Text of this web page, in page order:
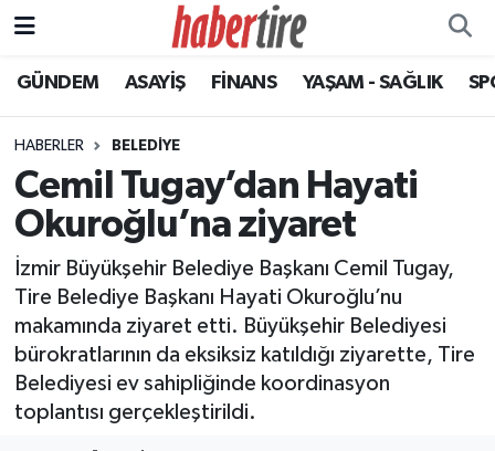
GÜNDEM ASAYİŞ FİNANS YAŞAM - SAĞLIK
HABERLER BELEDİYE
Cemil Tugay’dan Hayati
Okuroğlu’na ziyaret
İzmir Büyükşehir Belediye Başkanı Cemil Tugay,
Tire Belediye Başkanı Hayati Okuroğlu’nu
makamında ziyaret etti. Büyükşehir Belediyesi
bürokratlarının da eksiksiz katıldığı ziyarette, Tire
Belediyesi ev sahipliğinde koordinasyon
toplantısı gerçekleştirildi.
Tire Nöbetçi Eczaneler
Tire Hava Durumu
Tire Trafik Yoğunluk Haritası
Tüm Manşetler
Son Dakika Haberleri
Haber Arşivi